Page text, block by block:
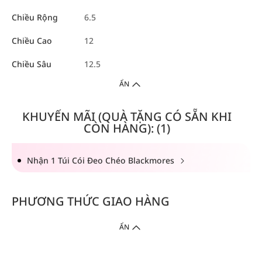
Chiều Rộng 6.5
Chiều Cao 12
Chiều Sâu 12.5
ẨN
KHUYẾN MÃI (QUÀ TẶNG CÓ SẴN KHI
CÒN HÀNG): (1)
Nhận 1 Túi Cói Đeo Chéo Blackmores
PHƯƠNG THỨC GIAO HÀNG
ẨN